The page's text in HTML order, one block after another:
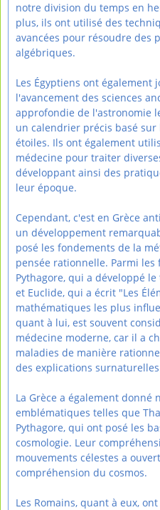
notre division du temps en
plus, ils ont utilisé des
avancées pour résoudre des
algébriques.
Les Égyptiens ont également
l'avancement des sciences
approfondie de l'astronomie
un calendrier précis basé sur
étoiles. Ils ont également
médecine pour traiter
développant ainsi des
leur époque.
Cependant, c'est en Grèce
un développement
posé les fondements de la
pensée rationnelle. Parmi les
Pythagore, qui a développé
et Euclide, qui a écrit "Les
mathématiques les plus
quant à lui, est souvent
médecine moderne, car il a
maladies de manière
des explications
La Grèce a également donné
emblématiques telles que
Pythagore, qui ont posé les
cosmologie. Leur
mouvements célestes a
compréhension du cosmos.
Les Romains, quant à eux,